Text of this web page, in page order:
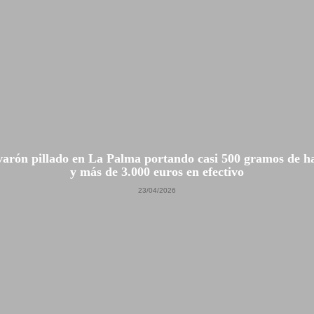
pillado en La Palma portando casi 500 gramos de
y más de 3.000 euros en efectivo
23/04/2026